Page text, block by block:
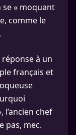
se « moquant
comme le
à un
français et
l’ancien chef
pas, mec.